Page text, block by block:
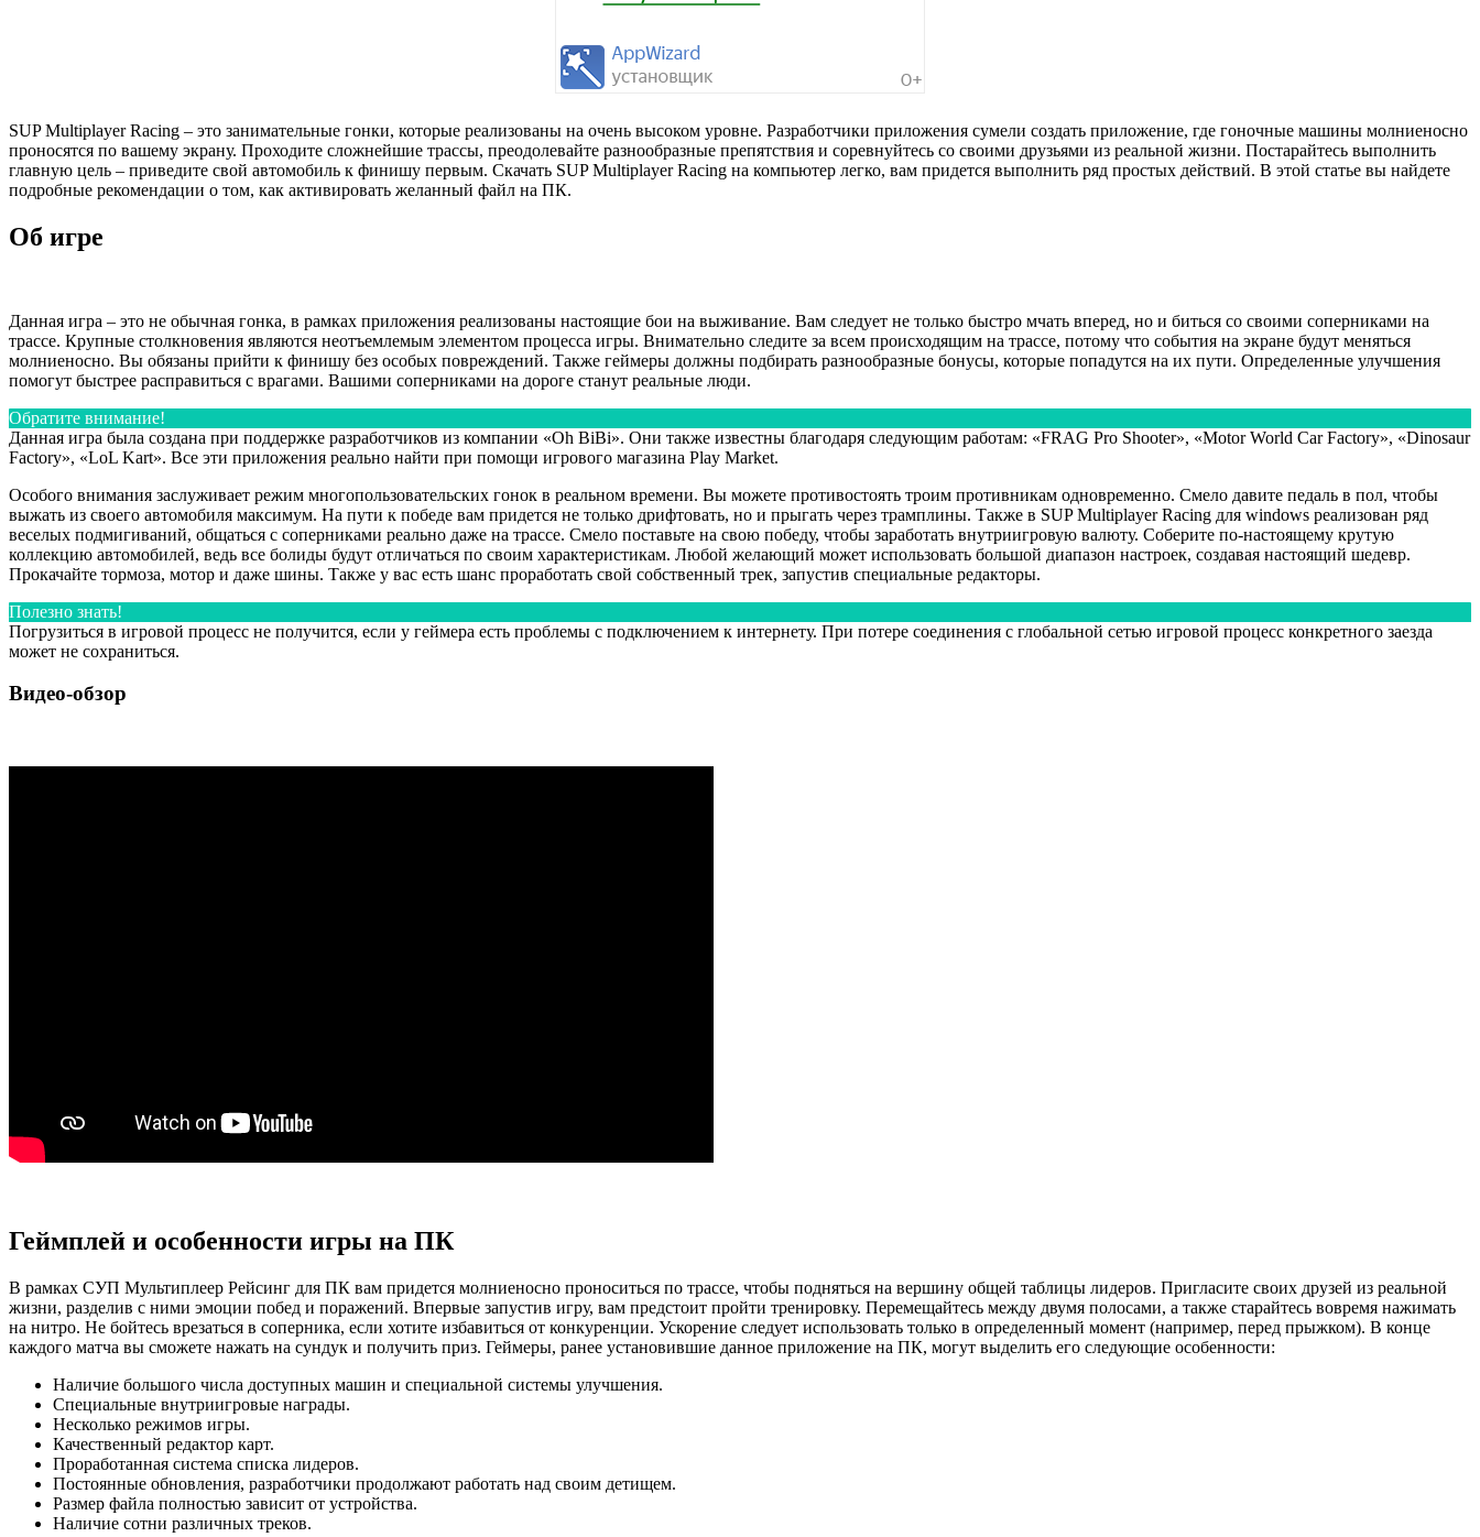
SUP Multiplayer Racing – это занимательные гонки, которые реализованы на очень высоком уровне. Разработчики приложения сумели создать приложение, где гоночные машины молниеносно
проносятся по вашему экрану. Проходите сложнейшие трассы, преодолевайте разнообразные препятствия и соревнуйтесь со своими друзьями из реальной жизни. Постарайтесь выполнить
главную цель – приведите свой автомобиль к финишу первым. Скачать SUP Multiplayer Racing на компьютер легко, вам придется выполнить ряд простых действий. В этой статье вы найдете
подробные рекомендации о том, как активировать желанный файл на ПК.
Об игре
Данная игра – это не обычная гонка, в рамках приложения реализованы настоящие бои на выживание. Вам следует не только быстро мчать вперед, но и биться со своими соперниками на
трассе. Крупные столкновения являются неотъемлемым элементом процесса игры. Внимательно следите за всем происходящим на трассе, потому что события на экране будут меняться
молниеносно. Вы обязаны прийти к финишу без особых повреждений. Также геймеры должны подбирать разнообразные бонусы, которые попадутся на их пути. Определенные улучшения
помогут быстрее расправиться с врагами. Вашими соперниками на дороге станут реальные люди.
Обратите внимание!
Данная игра была создана при поддержке разработчиков из компании «Oh BiBi». Они также известны благодаря следующим работам: «FRAG Pro Shooter», «Motor World Car Factory», «Dinosaur
Factory», «LoL Kart». Все эти приложения реально найти при помощи игрового магазина Play Market.
Особого внимания заслуживает режим многопользовательских гонок в реальном времени. Вы можете противостоять троим противникам одновременно. Смело давите педаль в пол, чтобы
выжать из своего автомобиля максимум. На пути к победе вам придется не только дрифтовать, но и прыгать через трамплины. Также в SUP Multiplayer Racing для windows реализован ряд
веселых подмигиваний, общаться с соперниками реально даже на трассе. Смело поставьте на свою победу, чтобы заработать внутриигровую валюту. Соберите по-настоящему крутую
коллекцию автомобилей, ведь все болиды будут отличаться по своим характеристикам. Любой желающий может использовать большой диапазон настроек, создавая настоящий шедевр.
Прокачайте тормоза, мотор и даже шины. Также у вас есть шанс проработать свой собственный трек, запустив специальные редакторы.
Полезно знать!
Погрузиться в игровой процесс не получится, если у геймера есть проблемы с подключением к интернету. При потере соединения с глобальной сетью игровой процесс конкретного заезда
может не сохраниться.
Видео-обзор
Геймплей и особенности игры на ПК
В рамках СУП Мультиплеер Рейсинг для ПК вам придется молниеносно проноситься по трассе, чтобы подняться на вершину общей таблицы лидеров. Пригласите своих друзей из реальной
жизни, разделив с ними эмоции побед и поражений. Впервые запустив игру, вам предстоит пройти тренировку. Перемещайтесь между двумя полосами, а также старайтесь вовремя нажимать
на нитро. Не бойтесь врезаться в соперника, если хотите избавиться от конкуренции. Ускорение следует использовать только в определенный момент (например, перед прыжком). В конце
каждого матча вы сможете нажать на сундук и получить приз. Геймеры, ранее установившие данное приложение на ПК, могут выделить его следующие особенности:
Наличие большого числа доступных машин и специальной системы улучшения.
Специальные внутриигровые награды.
Несколько режимов игры.
Качественный редактор карт.
Проработанная система списка лидеров.
Постоянные обновления, разработчики продолжают работать над своим детищем.
Размер файла полностью зависит от устройства.
Наличие сотни различных треков.